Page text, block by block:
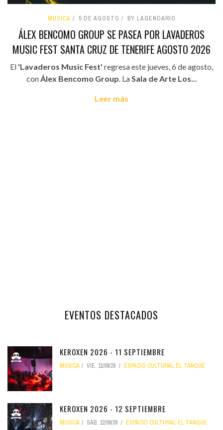
MÚSICA 5 DE AGOSTO BY LAGENDARIO
ÁLEX BENCOMO GROUP SE PASEA POR LAVADEROS
MUSIC FEST SANTA CRUZ DE TENERIFE AGOSTO 2026
El 'Lavaderos Music Fest' regresa este jueves, 6 de agosto,
conÁlex Bencomo Group. LaSala de Arte Los...
Leer más
EVENTOS DESTACADOS
KEROXEN 2026 - 11 SEPTIEMBRE
MÚSICA VIE, 11/09/26 ESPACIO CULTURAL EL TANQUE
KEROXEN 2026 - 12 SEPTIEMBRE
MÚSICA SÁB, 12/09/26 ESPACIO CULTURAL EL TANQUE